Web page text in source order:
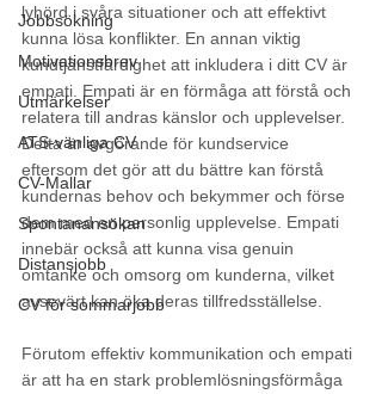
Jobbsökning
Motivationsbrev
Utmärkelser
ATS-vänliga CV
CV-Mallar
Spontanansökan
Distansjobb
CV för sommarjobb
lyhörd i svåra situationer och att effektivt
kunna lösa konflikter. En annan viktig
kundtjänstfärdighet att inkludera i ditt CV är
empati. Empati är en förmåga att förstå och
relatera till andras känslor och upplevelser.
Detta är avgörande för kundservice
eftersom det gör att du bättre kan förstå
kundernas behov och bekymmer och förse
dem med en personlig upplevelse. Empati
innebär också att kunna visa genuin
omtanke och omsorg om kunderna, vilket
avsevärt kan öka deras tillfredsställelse.
Förutom effektiv kommunikation och empati
är att ha en stark problemlösningsförmåga